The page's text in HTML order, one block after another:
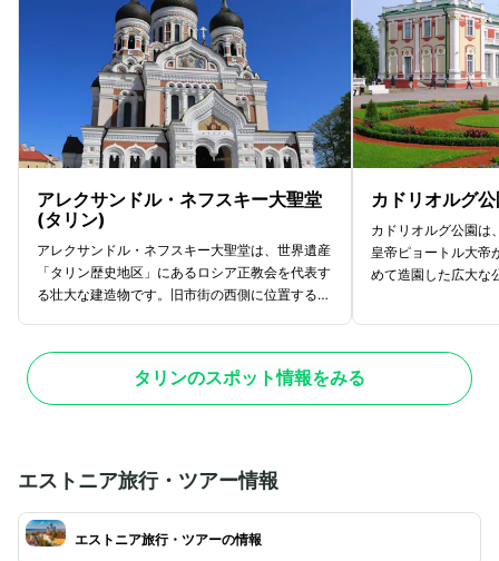
アレクサンドル・ネフスキー大聖堂
(タリン)
アレクサンドル・ネフスキー大聖堂は、世界遺産
「タリン歴史地区」にあるロシア正教会を代表す
る壮大な建造物です。旧市街の西側に位置する高
です。大聖堂内部には美しいイコン（聖像画）や
モザイク画が施され、その芸術性の高さに多くの
観光客が魅了されています。歴史的にはロシアの
人気です。無料で入場できるため、気軽に見学を
楽しめるのも魅力的。ただし、内部はツアーをの
ぞいて撮影禁止となっており、厳かな雰囲気の中
で歴史的建造物の美しさを堪能できます。
カドリオルグ
カドリオルグ公園
皇帝ピョートル大帝
めて造園した広大な
術館として一般公
ールの敷地には白
館、さらには日本庭
は特に美しい景色
タリンのスポット情報をみる
エストニア旅行・ツアー情報
エストニア旅行・ツアーの情報